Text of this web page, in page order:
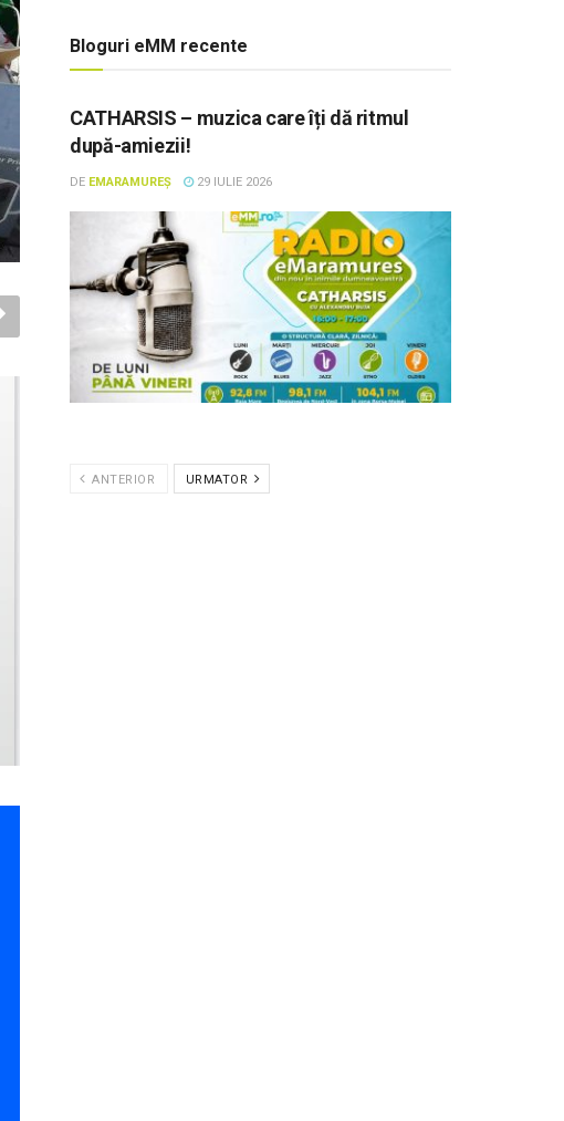
Bloguri eMM recente
CATHARSIS – muzica care îți dă ritmul
după-amiezii!
DE EMARAMUREȘ 29 IULIE 2026
ANTERIOR URMATOR